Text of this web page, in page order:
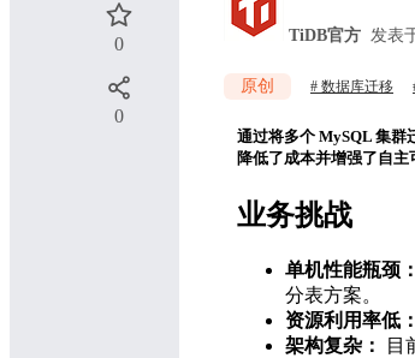
0
0
TiDB官方 发表
原创 数据库迁移
通过将多个 MySQL 集群
降低了成本并增强了自主
业务挑战
单机性能瓶颈：
分表方案。
资源利用率低：
架构复杂：
目